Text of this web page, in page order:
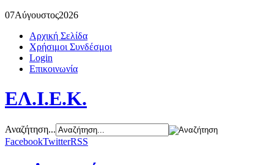
07Αύγουστος2026
Αρχική Σελίδα
Χρήσιμοι Συνδέσμοι
Login
Επικοινωνία
ΕΛ.Ι.Ε.Κ.
Αναζήτηση...
FacebookTwitterRSS